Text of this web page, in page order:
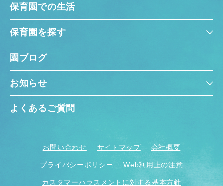
保育園での生活
保育園を探す
園ブログ
お知らせ
よくあるご質問
お問い合わせ サイトマップ 会社概要
プライバシーポリシー Web利用上の注意
カスタマーハラスメントに対する基本方針